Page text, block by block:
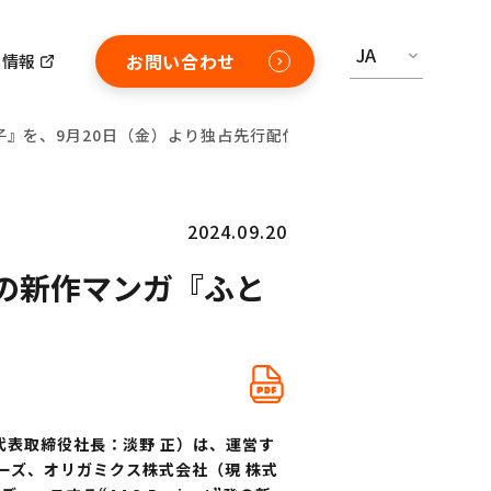
報 お問い合わせ JA
を、9月20日（金）より独占先行配信開始！
2024.09.20
作マンガ『ふと
取締役社長：淡野 正）は、運営す
、オリガミクス株式会社（現 株式